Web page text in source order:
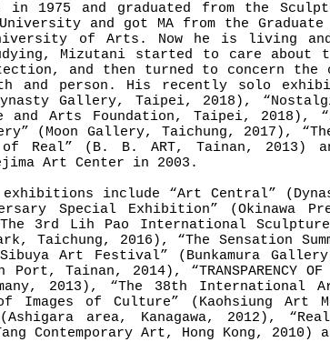
in 1975 and graduated from the
and got MA from the
of Arts. Now he is living
Mizutani started to care about
and then turned to concern the
and person. His recently solo
Gallery, Taipei, 2018),
Arts Foundation, Taipei, 2018),
(Moon Gallery, Taichung, 2017), “The
Real” (B. B. ART, Tainan,
Art Center in 2003.
include “Art Central”
Special Exhibition” (Okinawa
“The 3rd Lih Pao International
Taichung, 2016), “The Sensation
Art Festival” (Bunkamura
Tainan, 2014), “TRANSPARENCY OF
2013), “The 38th International
Images of Culture” (Kaohsiung Art
area, Kanagawa, 2012),
Contemporary Art, Hong Kong, 2010)